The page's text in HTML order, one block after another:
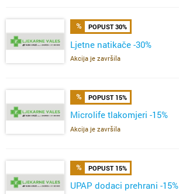
POPUST 30%
Ljetne natikače -30%
Akcija je završila
POPUST 15%
Microlife tlakomjeri -15%
Akcija je završila
POPUST 15%
UPAP dodaci prehrani -15%